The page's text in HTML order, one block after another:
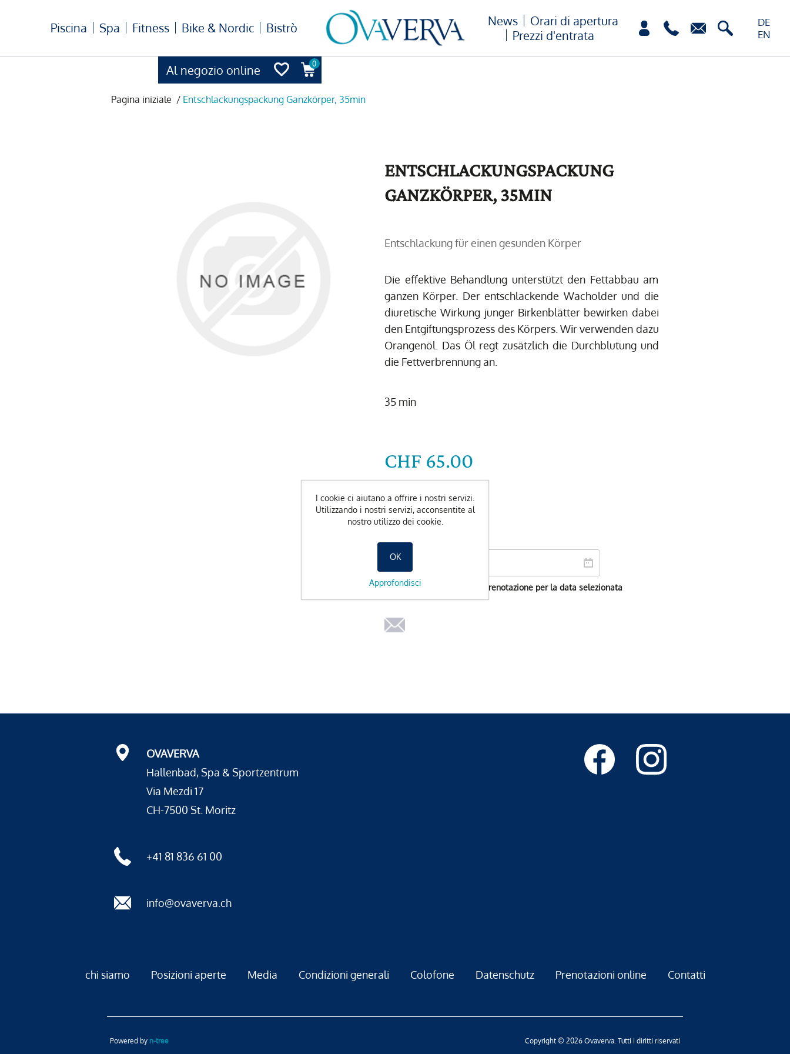
Al negozio online 0
DE
EN
Piscina Spa Fitness Bike & Nordic Bistrò News
Orari di apertura
Prezzi d'entrata
Pagina iniziale / Entschlackungspackung Ganzkörper, 35min
ENTSCHLACKUNGSPACKUNG
GANZKÖRPER, 35MIN
Entschlackung für einen gesunden Körper
Die effektive Behandlung unterstützt den Fettabbau am
ganzen Körper. Der entschlackende Wacholder und die
diuretische Wirkung junger Birkenblätter bewirken dabei
den Entgiftungsprozess des Körpers. Wir verwenden dazu
Orangenöl. Das Öl regt zusätzlich die Durchblutung und
die Fettverbrennung an.
35 min
CHF 65.00
- +
Non e possibile l'orario di prenotazione per la data selezionata
OVAVERVA
Hallenbad, Spa & Sportzentrum
Via Mezdi 17
CH-7500 St. Moritz
+41 81 836 61 00
info@ovaverva.ch
chi siamo Posizioni aperte Media Condizioni generali Colofone Datenschutz Prenotazioni online Contatti
Copyright © 2026 Ovaverva. Tutti i diritti riservati
Powered by n-tree
I cookie ci aiutano a offrire i nostri servizi.
Utilizzando i nostri servizi, acconsentite al
nostro utilizzo dei cookie.
OK
Approfondisci